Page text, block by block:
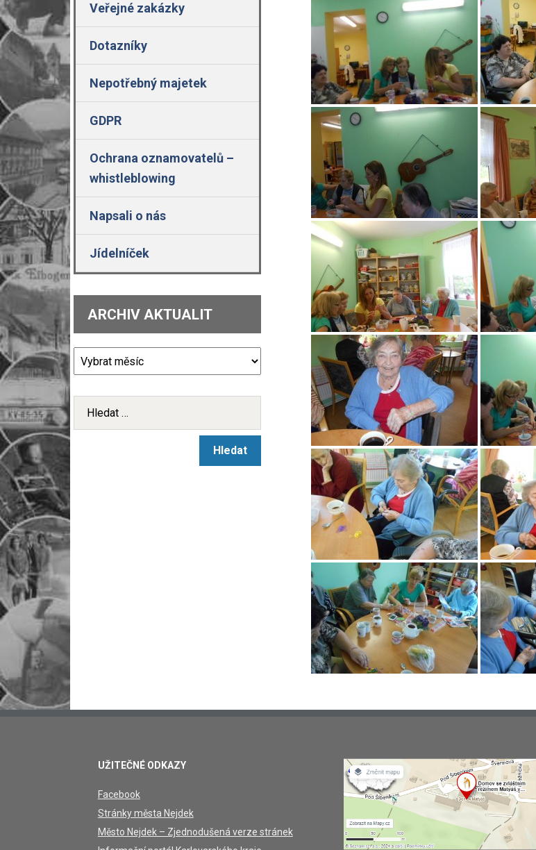
Veřejné zakázky
Dotazníky
Nepotřebný majetek
GDPR
Ochrana oznamovatelů –
whistleblowing
Napsali o nás
Jídelníček
ARCHIV AKTUALIT
UŽITEČNÉ ODKAZY
Facebook
Stránky města Nejdek
Město Nejdek – Zjednodušená verze stránek